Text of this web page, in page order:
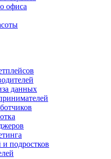
офиса
данных
и подростков